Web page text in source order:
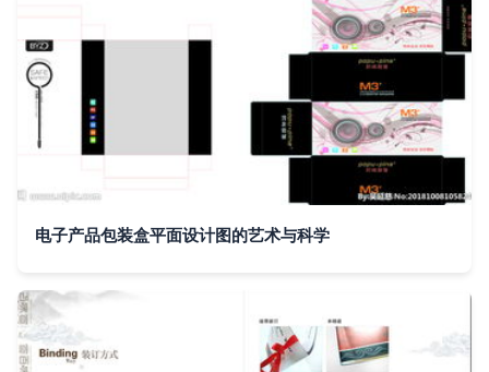
电子产品包装盒平面设计图的艺术与科学